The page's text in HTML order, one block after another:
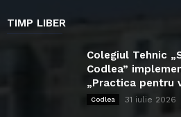
TIMP LIBER
Colegiul Tehnic
Codlea”
„Practica pentru
Codlea 31 iulie 2026